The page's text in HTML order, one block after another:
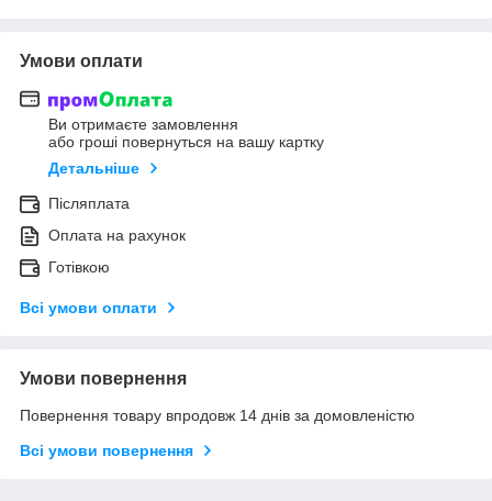
Умови оплати
Ви отримаєте замовлення
або гроші повернуться на вашу картку
Детальніше
Післяплата
Оплата на рахунок
Готівкою
Всі умови оплати
Умови повернення
Повернення товару впродовж 14 днів за домовленістю
Всі умови повернення